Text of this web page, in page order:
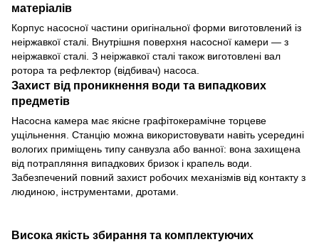
матеріалів
Корпус насосної частини оригінальної форми виготовлений із
неіржавкої сталі. Внутрішня поверхня насосної камери — з
неіржавкої сталі. З неіржавкої сталі також виготовлені вал
ротора та рефлектор (відбивач) насоса.
Захист від проникнення води та випадкових
предметів
Насосна камера має якісне графітокерамічне торцеве
ущільнення. Станцію можна використовувати навіть усередині
вологих приміщень типу санвузла або ванної: вона захищена
від потрапляння випадкових бризок і крапель води.
Забезпечений повний захист робочих механізмів від контакту з
людиною, інструментами, дротами.
Висока якість збирання та комплектуючих